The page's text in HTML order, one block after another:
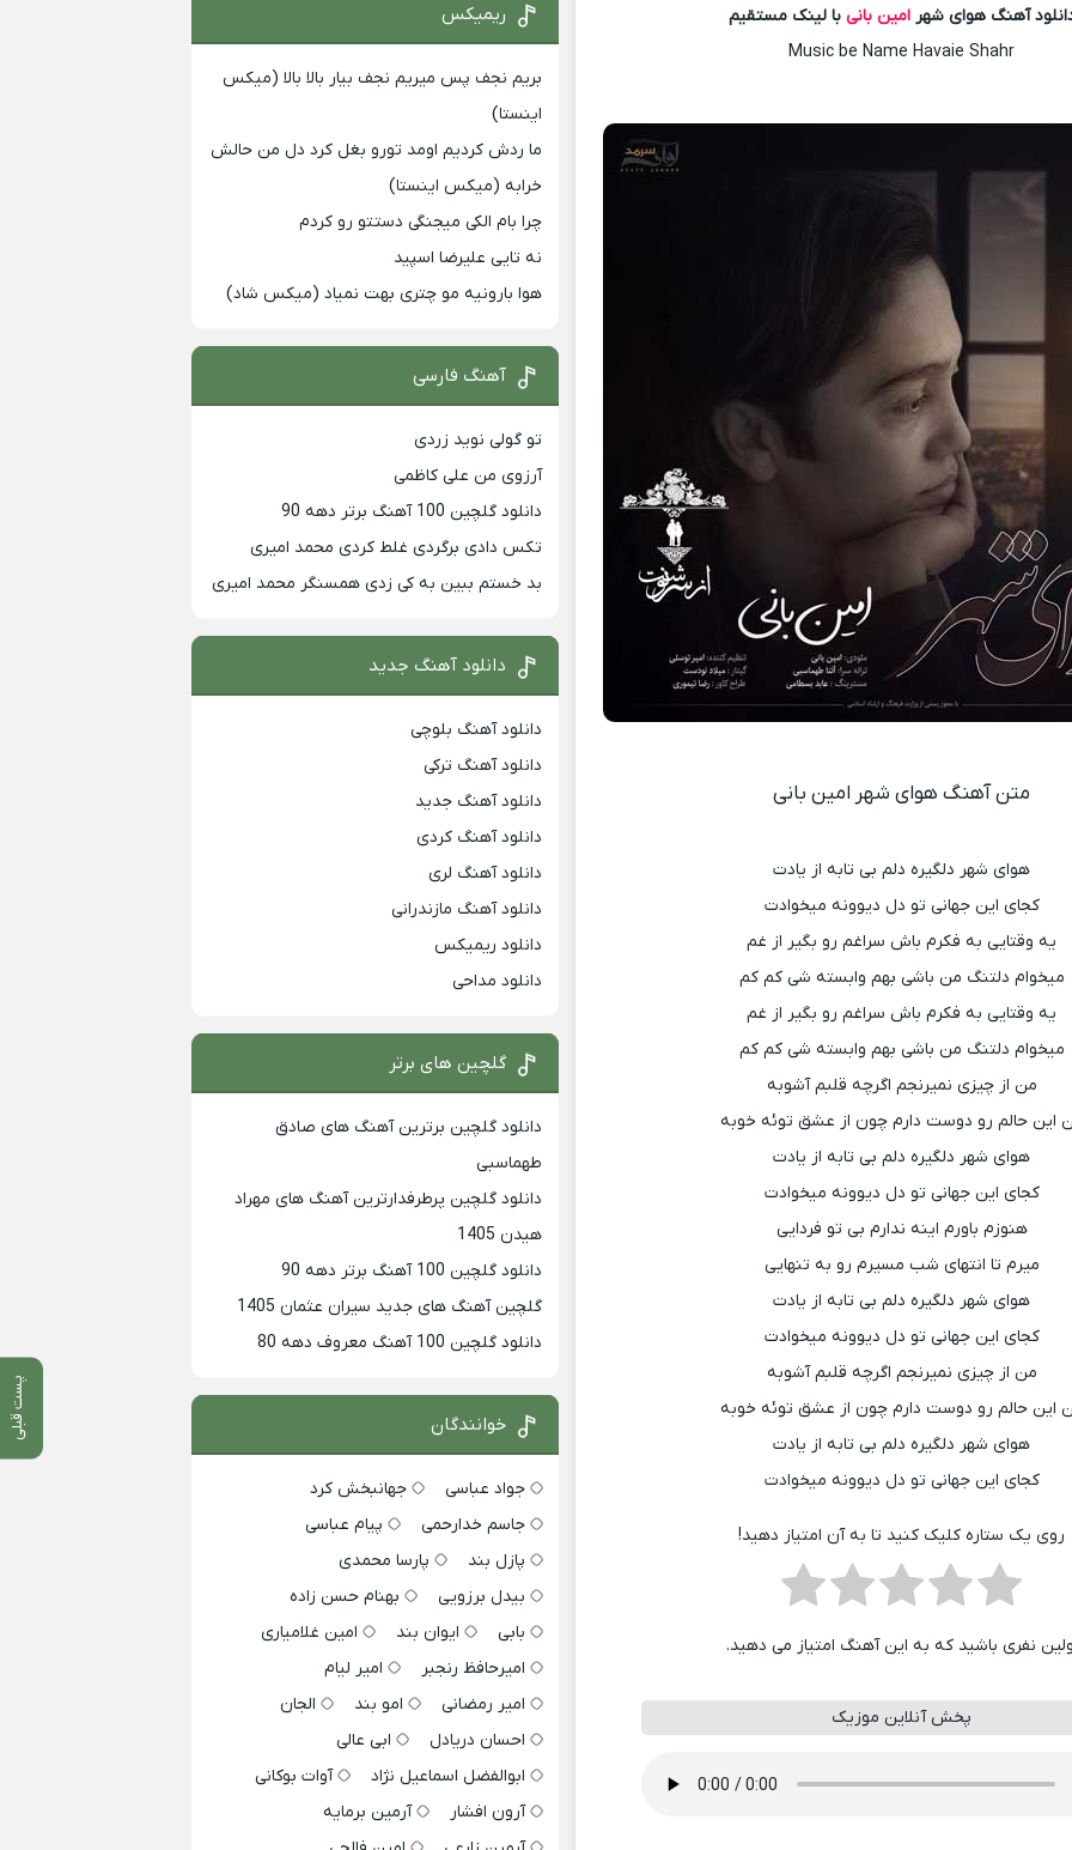
پست قبلی
آهنگ هوای شهرامین بانی با لینک مستقیم
Music be Name Havaie Shahr
متن آهنگ هوای شهر امین بانی
هوای شهر دلگیره دلم بی تابه از یادت
کجای این جهانی تو دل دیوونه میخوادت
یه وقتایی به فکرم باش سراغم رو بگیر از غم
میخوام دلتنگ من باشی بهم وابسته شی کم کم
یه وقتایی به فکرم باش سراغم رو بگیر از غم
میخوام دلتنگ من باشی بهم وابسته شی کم کم
من از چیزی نمیرنجم اگرچه قلبم آشوبه
این حالم رو دوست دارم چون از عشق توئه خوبه
هوای شهر دلگیره دلم بی تابه از یادت
کجای این جهانی تو دل دیوونه میخوادت
هنوزم باورم اینه ندارم بی تو فردایی
میرم تا انتهای شب مسیرم رو به تنهایی
هوای شهر دلگیره دلم بی تابه از یادت
کجای این جهانی تو دل دیوونه میخوادت
من از چیزی نمیرنجم اگرچه قلبم آشوبه
این حالم رو دوست دارم چون از عشق توئه خوبه
هوای شهر دلگیره دلم بی تابه از یادت
کجای این جهانی تو دل دیوونه میخوادت
روی یک ستاره کلیک کنید تا به آن امتیاز دهید!
نفری باشید که به این آهنگ امتیاز می دهید.
پخش آنلاین موزیک
ریمیکس
بریم نجف پس میریم نجف بیار بالا بالا (میکس
اینستا)
ما ردش کردیم اومد تورو بغل کرد دل من حالش
خرابه (میکس اینستا)
چرا بام الکی میجنگی دستتو رو کردم
نه تایی علیرضا اسپید
هوا بارونیه مو چتری بهت نمیاد (میکس شاد)
آهنگ فارسی
تو گولی نوید زردی
آرزوی من علی کاظمی
دانلود گلچین 100 آهنگ برتر دهه 90
تکس دادی برگردی غلط کردی محمد امیری
بد خستم ببین به کی زدی همسنگر محمد امیری
دانلود آهنگ جدید
دانلود آهنگ بلوچی
دانلود آهنگ ترکی
دانلود آهنگ جدید
دانلود آهنگ کردی
دانلود آهنگ لری
دانلود آهنگ مازندرانی
دانلود ریمیکس
دانلود مداحی
گلچین های برتر
دانلود گلچین برترین آهنگ های صادق
طهماسبی
دانلود گلچین پرطرفدارترین آهنگ های مهراد
هیدن 1405
دانلود گلچین 100 آهنگ برتر دهه 90
گلچین آهنگ های جدید سیران عثمان 1405
دانلود گلچین 100 آهنگ معروف دهه 80
خوانندگان
جواد عباسی
جهانبخش کرد
جاسم خدارحمی
پیام عباسی
پازل بند
پارسا محمدی
بیدل برزویی
بهنام حسن زاده
بابی
ایوان بند
امین غلامیاری
امیرحافظ رنجبر
امیر لیام
امیر رمضانی
امو بند
الجان
احسان دریادل
ابی عالی
ابوالفضل اسماعیل نژاد
آوات بوکانی
آرون افشار
آرمین برمایه